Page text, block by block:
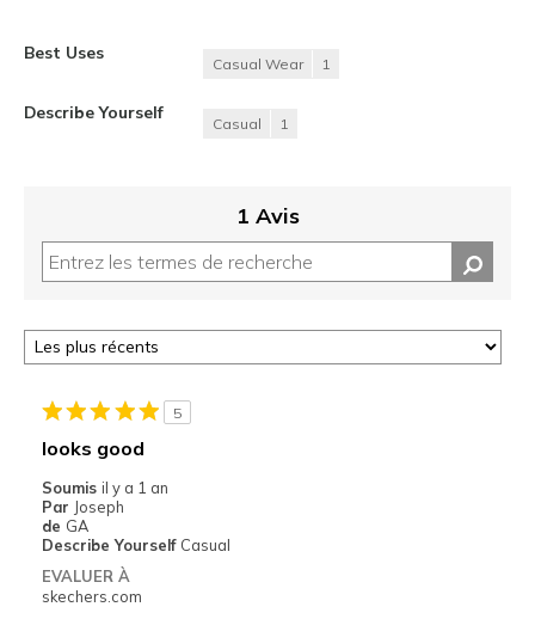
Best Uses
Casual Wear 1
Describe Yourself
Casual 1
1 Avis
5
looks good
Soumis il y a 1 an
Par Joseph
de GA
Describe Yourself Casual
EVALUER À
skechers.com